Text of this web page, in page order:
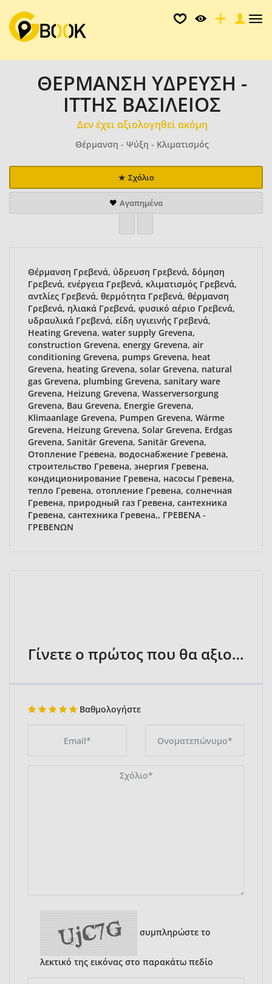
ΘΕΡΜΑΝΣΗ ΥΔΡΕΥΣΗ -
ΙΤΤΗΣ ΒΑΣΙΛΕΙΟΣ
Δεν έχει αξιολογηθεί ακόμη
Θέρμανση - Ψύξη - Κλιματισμός
Σχόλιο
Αγαπημένα
Θέρμανση Γρεβενά, ύδρευση Γρεβενά, δόμηση
Γρεβενά, ενέργεια Γρεβενά, κλιματισμός Γρεβενά,
αντλίες Γρεβενά, θερμότητα Γρεβενά, θέρμανση
Γρεβενά, ηλιακά Γρεβενά, φυσικό αέριο Γρεβενά,
υδραυλικά Γρεβενά, είδη υγιεινής Γρεβενά,
Heating Grevena, water supply Grevena,
construction Grevena, energy Grevena, air
conditioning Grevena, pumps Grevena, heat
Grevena, heating Grevena, solar Grevena, natural
gas Grevena, plumbing Grevena, sanitary ware
Grevena, Heizung Grevena, Wasserversorgung
Grevena, Bau Grevena, Energie Grevena,
Klimaanlage Grevena, Pumpen Grevena, Wärme
Grevena, Heizung Grevena, Solar Grevena, Erdgas
Grevena, Sanitär Grevena, Sanitär Grevena,
Отопление Гревена, водоснабжение Гревена,
строительство Гревена, энергия Гревена,
кондиционирование Гревена, насосы Гревена,
тепло Гревена, отопление Гревена, солнечная
Гревена, природный газ Гревена, сантехника
Гревена, сантехника Гревена,, ΓΡΕΒΕΝΑ -
ΓΡΕΒΕΝΩΝ
Γίνετε ο πρώτος που θα αξιολογήσει
Βαθμολογήστε
συμπληρώστε το
λεκτικό της εικόνας στο παρακάτω πεδίο